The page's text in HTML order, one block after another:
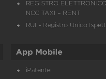
REGISTRO ELETTRONICO
NCC TAXI – RENT
RUI - Registro Unico
App Mobile
iPatente